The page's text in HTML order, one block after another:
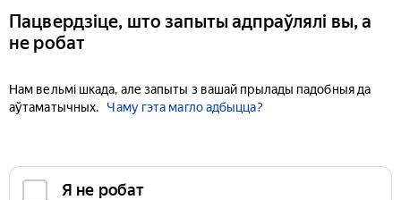
Пацвердзіце, што запыты адпраўлялі вы, а
не робат
Нам вельмі шкада, але запыты з вашай прылады падобныя да
аўтаматычных.
Чаму гэта магло адбыцца?
Я не робат